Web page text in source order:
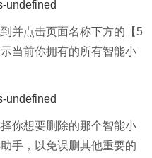
并点击页面名称下方的【5
当前你拥有的所有智能小
你想要删除的那个智能小
手，以免误删其他重要的